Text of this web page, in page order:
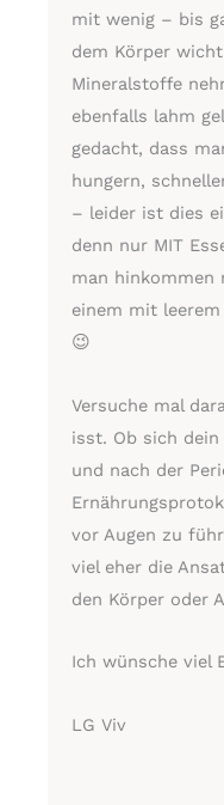
mit wenig – bis
dem Körper
Mineralstoffe
ebenfalls lahm
gedacht, dass
hungern,
– leider ist dies
denn nur MIT
man hinkommen
einem mit
😉
Versuche mal
isst. Ob sich
und nach der
vor Augen zu
viel eher die
den Körper oder
Ich wünsche viel
LG Viv